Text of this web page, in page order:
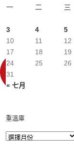
一
二 三
« 七月
3
4 5
10
11 12
17
18 19
24
25 26
31
重溫庫